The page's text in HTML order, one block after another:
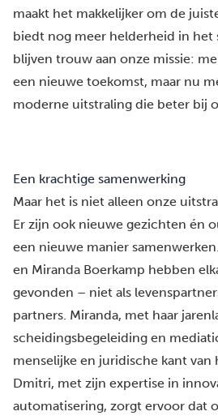
maakt het makkelijker om de
biedt nog meer helderheid in het
blijven trouw aan onze missie:
een nieuwe toekomst, maar nu
moderne uitstraling die beter bij
Een krachtige samenwerking
Maar het is niet alleen onze
Er zijn ook nieuwe gezichten én
een nieuwe manier samenwerken.
en Miranda Boerkamp hebben
gevonden – niet als
partners. Miranda, met haar
scheidingsbegeleiding en
menselijke en juridische kant
Dmitri, met zijn expertise in
automatisering, zorgt ervoor dat